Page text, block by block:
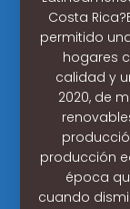
Costa
permitido
hogares
calidad y
2020, de
producción
época
cuando